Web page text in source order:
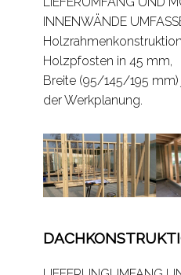
INNENWÄNDE
Holzpfosten in 45 mm,
Breite (95/145/195
der Werkplanung.